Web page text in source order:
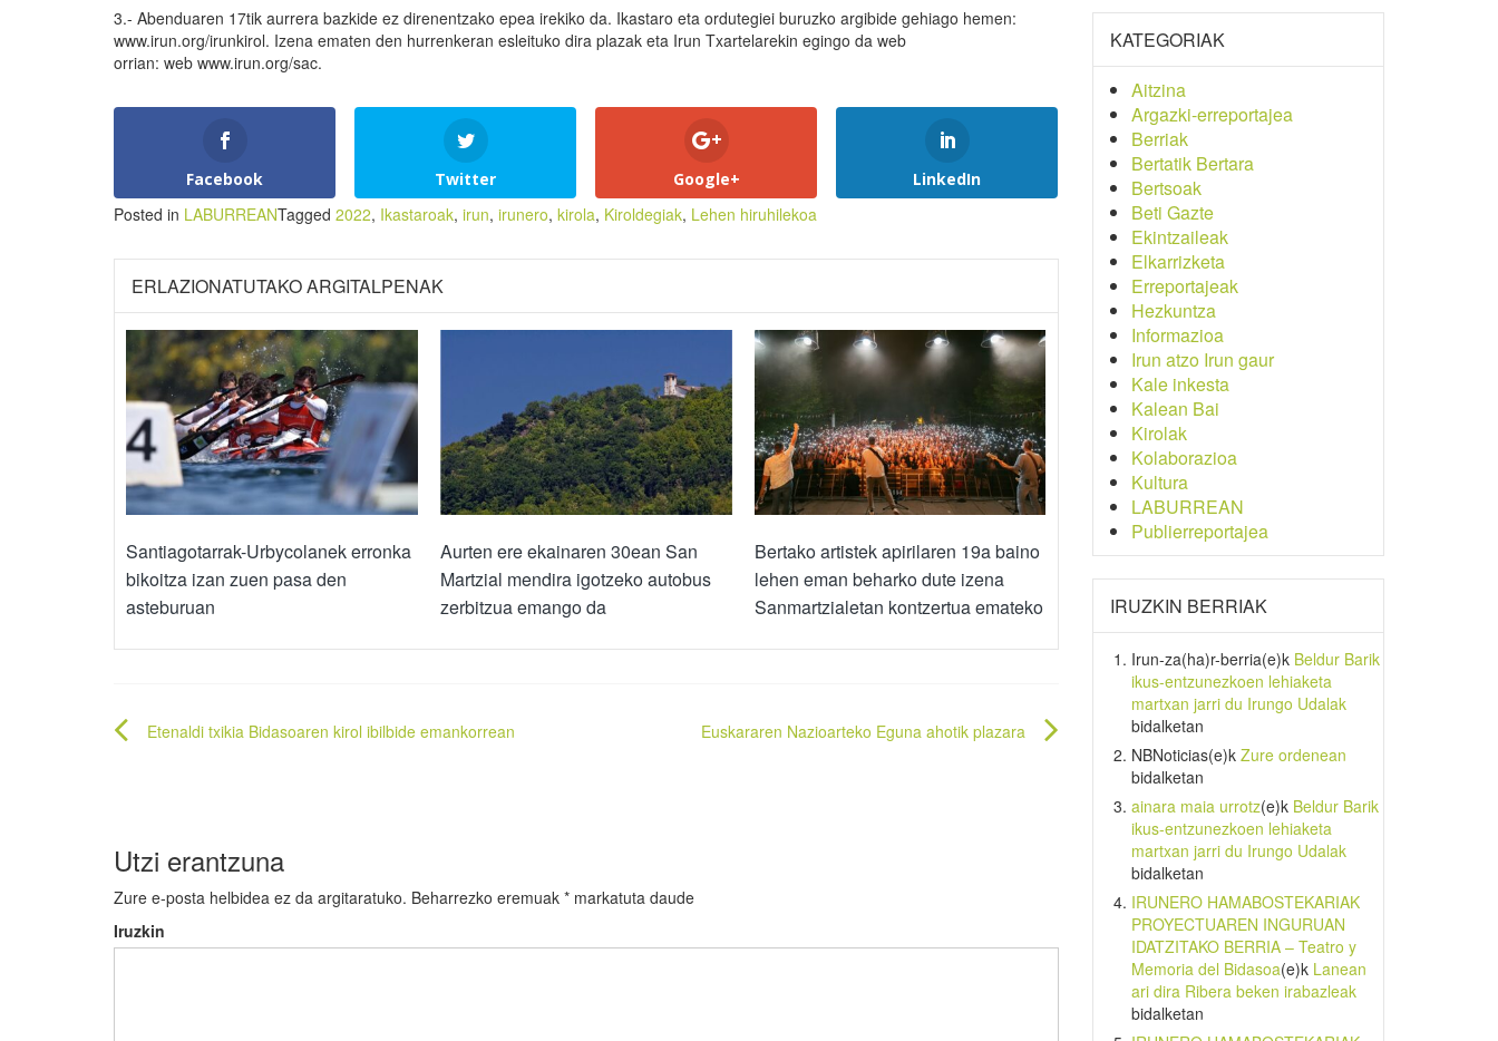
3.- Abenduaren 17tik aurrera bazkide ez direnentzako epea irekiko da. Ikastaro eta ordutegiei buruzko argibide gehiago hemen:
www.irun.org/irunkirol. Izena ematen den hurrenkeran esleituko dira plazak eta Irun Txartelarekin egingo da web
orrian: web www.irun.org/sac.
Facebook Twitter Google+ LinkedIn
Posted in LABURREANTagged 2022, Ikastaroak, irun, irunero, kirola, Kiroldegiak, Lehen hiruhilekoa
ERLAZIONATUTAKO ARGITALPENAK
Santiagotarrak-Urbycolanek erronka
bikoitza izan zuen pasa den
asteburuan
Aurten ere ekainaren 30ean San
Martzial mendira igotzeko autobus
zerbitzua emango da
Bertako artistek apirilaren 19a baino
lehen eman beharko dute izena
Sanmartzialetan kontzertua emateko
Bidalketetan
Etenaldi txikia Bidasoaren kirol ibilbide emankorrean Euskararen Nazioarteko Eguna ahotik plazara
Utzi erantzuna
Zure e-posta helbidea ez da argitaratuko. Beharrezko eremuak * markatuta daude
Iruzkin
KATEGORIAK
Aitzina
Argazki-erreportajea
Berriak
Bertatik Bertara
Bertsoak
Beti Gazte
Ekintzaileak
Elkarrizketa
Erreportajeak
Hezkuntza
Informazioa
Irun atzo Irun gaur
Kale inkesta
Kalean Bai
Kirolak
Kolaborazioa
Kultura
LABURREAN
Publierreportajea
IRUZKIN BERRIAK
Irun-za(ha)r-berria(e)k Beldur Barik
ikus-entzunezkoen lehiaketa
martxan jarri du Irungo Udalak
bidalketan
NBNoticias(e)k Zure ordenean
bidalketan
ainara maia urrotz(e)k Beldur Barik
ikus-entzunezkoen lehiaketa
martxan jarri du Irungo Udalak
bidalketan
IRUNERO HAMABOSTEKARIAK
PROYECTUAREN INGURUAN
IDATZITAKO BERRIA – Teatro y
Memoria del Bidasoa(e)k Lanean
ari dira Ribera beken irabazleak
bidalketan